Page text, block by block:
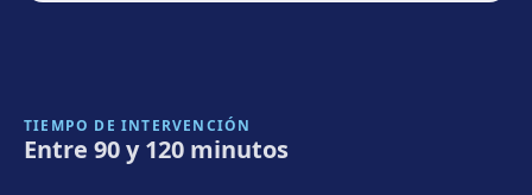
TIEMPO DE INTERVENCIÓN
Entre 90 y 120 minutos